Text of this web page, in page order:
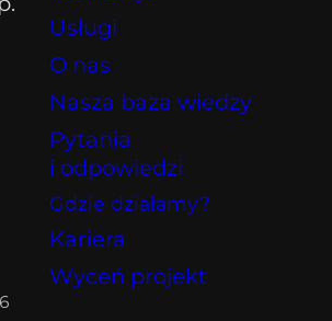
Usługi
O nas
Nasza baza wiedzy
Pytania
i odpowiedzi
Gdzie działamy?
Kariera
Wyceń projekt